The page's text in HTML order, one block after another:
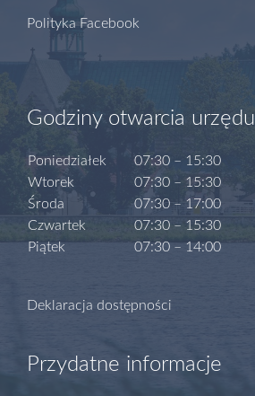
Polityka Facebook
Godziny otwarcia urzędu
Poniedziałek
Wtorek
Środa
Czwartek
Piątek
07:30 – 15:30
07:30 – 15:30
07:30 – 17:00
07:30 – 15:30
07:30 – 14:00
Deklaracja dostępności
Przydatne informacje